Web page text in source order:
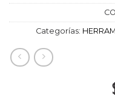
Categorías: